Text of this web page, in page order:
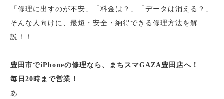
「修理に出すのが不安」「料金は？」「データは消える？」
そんな人向けに、最短・安全・納得できる修理方法を解
説！！
豊田市でiPhoneの修理なら、まちスマGAZA豊田店へ！
毎日20時まで営業！
あ